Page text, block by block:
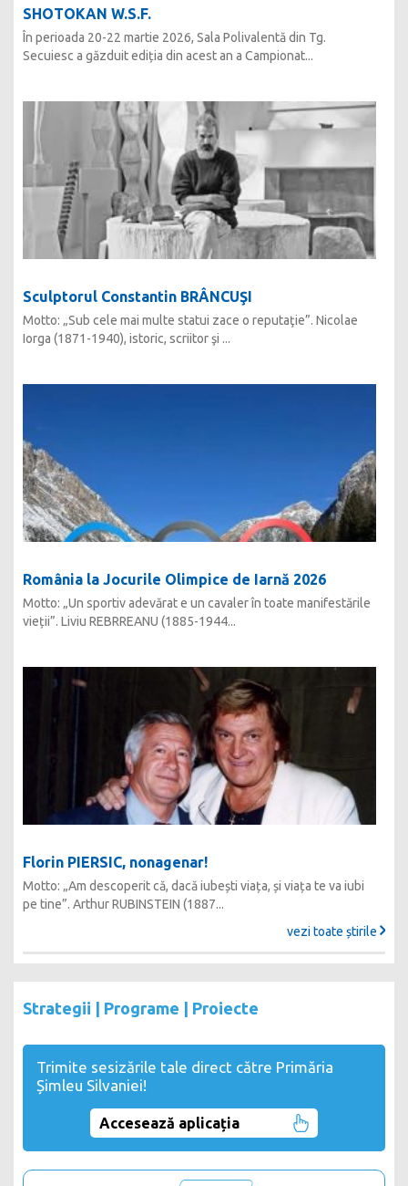
SHOTOKAN W.S.F.
În perioada 20-22 martie 2026, Sala Polivalentă din Tg.
Secuiesc a găzduit ediția din acest an a Campionat...
Sculptorul Constantin BRÂNCUŞI
Motto: „Sub cele mai multe statui zace o reputaţie”. Nicolae
Iorga (1871-1940), istoric, scriitor şi ...
România la Jocurile Olimpice de Iarnă 2026
Motto: „Un sportiv adevărat e un cavaler în toate manifestările
vieții”. Liviu REBRREANU (1885-1944...
Florin PIERSIC, nonagenar!
Motto: „Am descoperit că, dacă iubești viața, și viața te va iubi
pe tine”. Arthur RUBINSTEIN (1887...
vezi toate știrile
Strategii | Programe | Proiecte
Trimite sesizările tale direct către Primăria
Șimleu Silvaniei!
Accesează aplicația